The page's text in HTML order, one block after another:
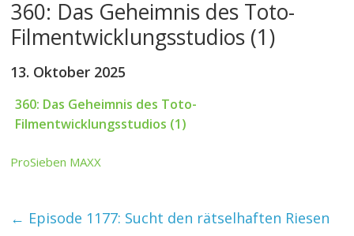
Conan
News
360: Das Geheimnis des Toto-
Filmentwicklungsstudios (1)
13. Oktober 2025
360: Das Geheimnis des Toto-
Filmentwicklungsstudios (1)
ProSieben MAXX
← Episode 1177: Sucht den rätselhaften Riesen